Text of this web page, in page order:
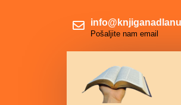
Pošaljite nam email